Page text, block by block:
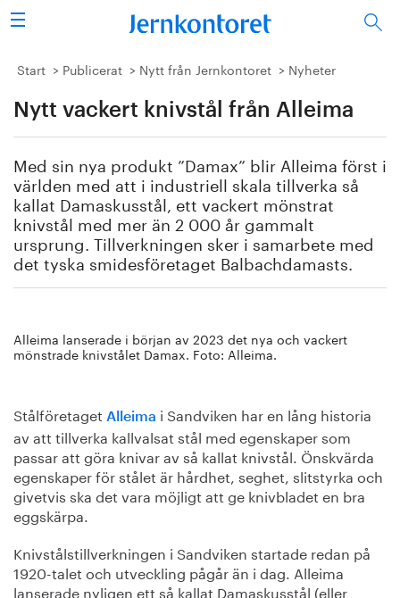
Sök
Stålindustrin
Vision 2050
Forskning/utbildning
Energi/miljö
Vi tycker
Publicerat
Bildbank
Start Publicerat Nytt från Jernkontoret Nyheter
Nytt vackert knivstål från Alleima
Med sin nya produkt ”Damax” blir Alleima först i
världen med att i industriell skala tillverka så
kallat Damaskusstål, ett vackert mönstrat
knivstål med mer än 2 000 år gammalt
ursprung. Tillverkningen sker i samarbete med
det tyska smidesföretaget Balbachdamasts.
Alleima lanserade i början av 2023 det nya och vackert
mönstrade knivstålet Damax. Foto: Alleima.
Stålföretaget Alleima i Sandviken har en lång historia
av att tillverka kallvalsat stål med egenskaper som
passar att göra knivar av så kallat knivstål. Önskvärda
egenskaper för stålet är hårdhet, seghet, slitstyrka och
givetvis ska det vara möjligt att ge knivbladet en bra
eggskärpa.
Knivstålstillverkningen i Sandviken startade redan på
1920-talet och utveckling pågår än i dag. Alleima
lanserade nyligen ett så kallat Damaskusstål (eller